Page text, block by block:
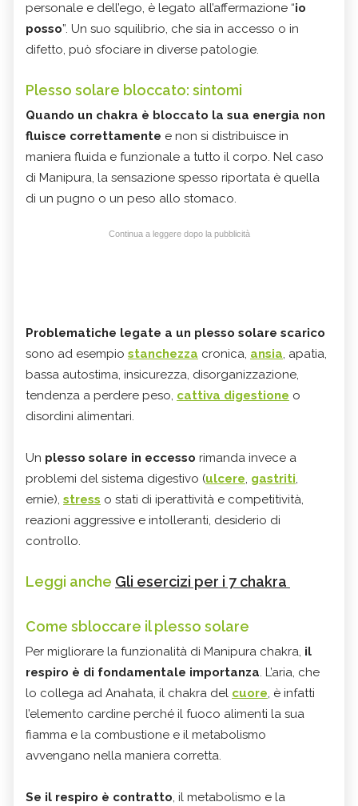
personale e dell’ego, è legato all’affermazione “io
posso”. Un suo squilibrio, che sia in accesso o in
difetto, può sfociare in diverse patologie.
Plesso solare bloccato: sintomi
Quando un chakra è bloccato la sua energia non
fluisce correttamente e non si distribuisce in
maniera fluida e funzionale a tutto il corpo. Nel caso
di Manipura, la sensazione spesso riportata è quella
di un pugno o un peso allo stomaco.
Continua a leggere dopo la pubblicità
Problematiche legate a un plesso solare scarico
sono ad esempio stanchezza cronica, ansia, apatia,
bassa autostima, insicurezza, disorganizzazione,
tendenza a perdere peso, cattiva digestione o
disordini alimentari.
Un plesso solare in eccesso rimanda invece a
problemi del sistema digestivo (ulcere, gastriti,
ernie), stress o stati di iperattività e competitività,
reazioni aggressive e intolleranti, desiderio di
controllo.
Leggi anche Gli esercizi per i 7 chakra
Come sbloccare il plesso solare
Per migliorare la funzionalità di Manipura chakra, il
respiro è di fondamentale importanza. L’aria, che
lo collega ad Anahata, il chakra del cuore, è infatti
l’elemento cardine perché il fuoco alimenti la sua
fiamma e la combustione e il metabolismo
avvengano nella maniera corretta.
Se il respiro è contratto, il metabolismo e la